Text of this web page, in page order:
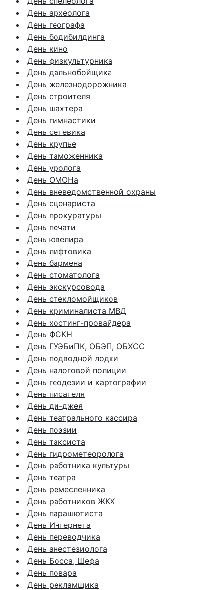
День археолога
День географа
День бодибилдинга
День кино
День физкультурника
День дальнобойщика
День железнодорожника
День строителя
День шахтера
День гимнастики
День сетевика
День крупье
День таможенника
День уролога
День ОМОНа
День вневедомственной охраны
День сценариста
День прокуратуры
День печати
День ювелира
День лифтовика
День бармена
День стоматолога
День экскурсовода
День стекломойщиков
День криминалиста МВД
День хостинг-провайдера
День ФСКН
День ГУЭБиПК, ОБЭП, ОБХСС
День подводной лодки
День налоговой полиции
День геодезии и картографии
День писателя
День ди-джея
День театрального кассира
День поэзии
День таксиста
День гидрометеоролога
День работника культуры
День театра
День ремесленника
День работников ЖКХ
День парашютиста
День Интернета
День переводчика
День анестезиолога
День Босса, Шефа
День повара
День рекламщика